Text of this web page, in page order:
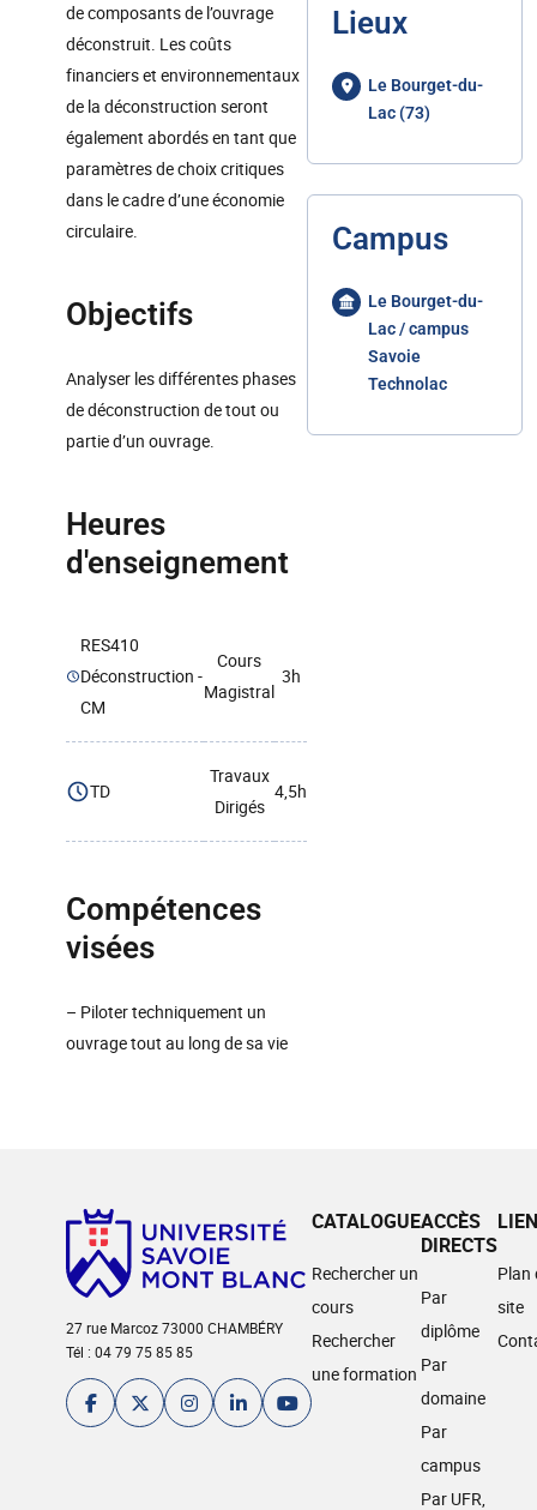
de composants de l’ouvrage
déconstruit. Les coûts
financiers et environnementaux
de la déconstruction seront
également abordés en tant que
paramètres de choix critiques
dans le cadre d’une économie
circulaire.
Objectifs
Analyser les différentes phases
de déconstruction de tout ou
partie d’un ouvrage.
Heures
d'enseignement
RES410
Déconstruction -
CM
Cours
Magistral
3h
TD
Travaux
Dirigés
4,5h
Compétences
visées
– Piloter techniquement un
ouvrage tout au long de sa vie
Lieux
Le Bourget-du-
Lac (73)
Campus
Le Bourget-du-
Lac / campus
Savoie
Technolac
27 rue Marcoz 73000 CHAMBÉRY
Tél : 04 79 75 85 85
CATALOGUE
Rechercher un
cours
Rechercher
une formation
ACCÈS
DIRECTS
Par
diplôme
Par
domaine
Par
campus
Par UFR,
Plan
site